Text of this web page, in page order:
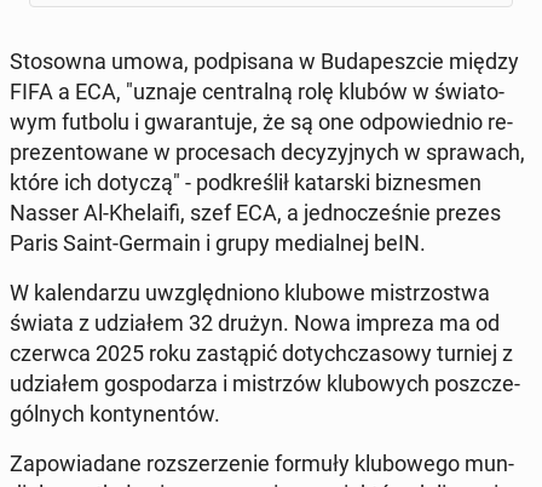
Sto­sow­na umowa, pod­pi­sa­na w Bu­da­pesz­cie między
FIFA a ECA, "uznaje cen­tral­ną rolę klubów w świa­to­
wym futbolu i gwa­ran­tu­je, że są one od­po­wied­nio re­
pre­zen­to­wa­ne w pro­ce­sach de­cy­zyj­nych w spra­wach,
które ich dotyczą" - pod­kre­ślił ka­tar­ski biz­nes­men
Nasser Al-Khe­la­ifi, szef ECA, a jed­no­cze­śnie prezes
Paris Saint-Germain i grupy me­dial­nej beIN.
W ka­len­da­rzu uwzględ­nio­no klubowe mi­strzo­stwa
świata z udzia­łem 32 drużyn. Nowa impreza ma od
czerwca 2025 roku za­stą­pić do­tych­cza­so­wy turniej z
udzia­łem go­spo­da­rza i mi­strzów klu­bo­wych po­szcze­
gól­nych kon­ty­nen­tów.
Za­po­wia­da­ne roz­sze­rze­nie formuły klu­bo­we­go mun­